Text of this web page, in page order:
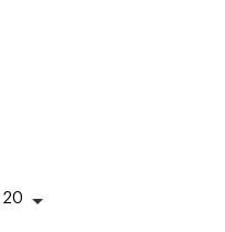
20